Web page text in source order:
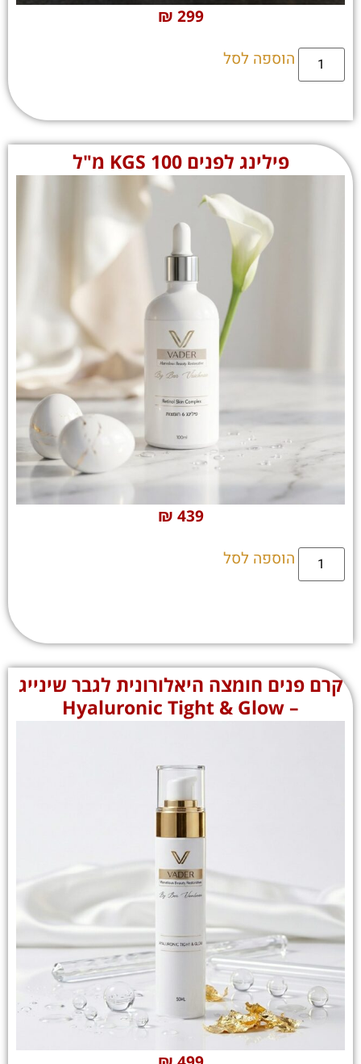
₪ 299
הוספה לסל
פילינג לפנים KGS 100 מ"ל
₪ 439
הוספה לסל
קרם פנים חומצה היאלורונית לגבר שינייג
– Hyaluronic Tight & Glow